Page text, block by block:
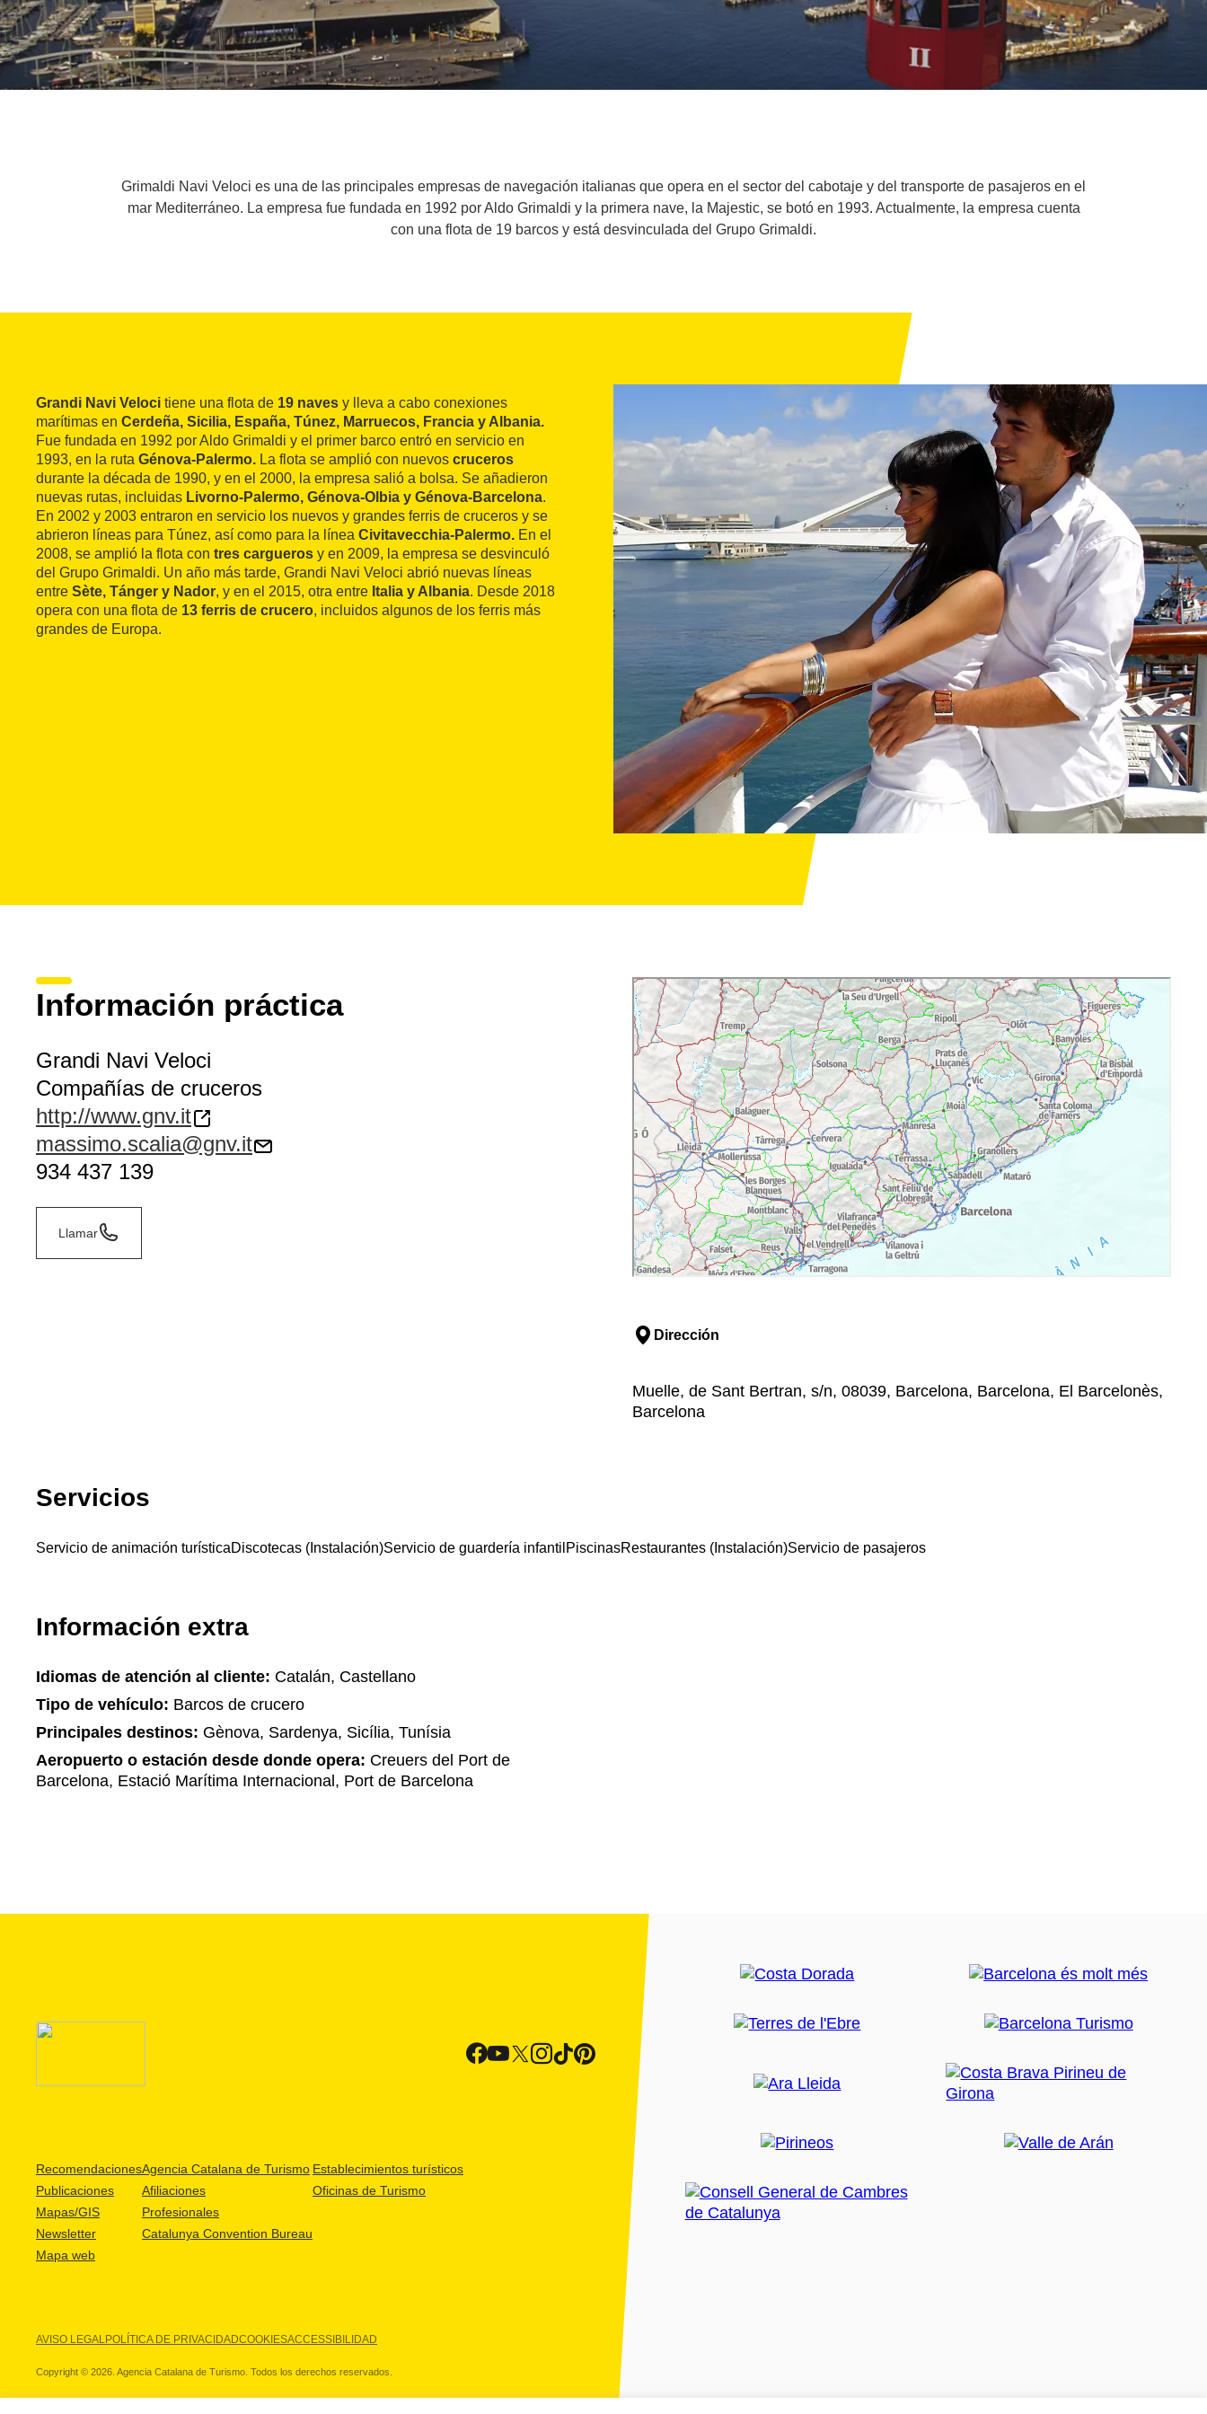
Grimaldi Navi Veloci es una de las principales empresas de navegación italianas que opera en el sector del cabotaje y del transporte de pasajeros en el
mar Mediterráneo. La empresa fue fundada en 1992 por Aldo Grimaldi y la primera nave, la Majestic, se botó en 1993. Actualmente, la empresa cuenta
con una flota de 19 barcos y está desvinculada del Grupo Grimaldi.
Grandi Navi Veloci tiene una flota de 19 naves y lleva a cabo conexiones
marítimas en Cerdeña, Sicilia, España, Túnez, Marruecos, Francia y Albania.
Fue fundada en 1992 por Aldo Grimaldi y el primer barco entró en servicio en
1993, en la ruta Génova-Palermo. La flota se amplió con nuevos cruceros
durante la década de 1990, y en el 2000, la empresa salió a bolsa. Se añadieron
nuevas rutas, incluidas Livorno-Palermo, Génova-Olbia y Génova-Barcelona.
En 2002 y 2003 entraron en servicio los nuevos y grandes ferris de cruceros y se
abrieron líneas para Túnez, así como para la línea Civitavecchia-Palermo. En el
2008, se amplió la flota con tres cargueros y en 2009, la empresa se desvinculó
del Grupo Grimaldi. Un año más tarde, Grandi Navi Veloci abrió nuevas líneas
entre Sète, Tánger y Nador, y en el 2015, otra entre Italia y Albania. Desde 2018
opera con una flota de 13 ferris de crucero, incluidos algunos de los ferris más
grandes de Europa.
Información práctica
Grandi Navi Veloci
Compañías de cruceros
http://www.gnv.it
massimo.scalia@gnv.it
934 437 139
Llamar
Dirección
Muelle, de Sant Bertran, s/n, 08039, Barcelona, Barcelona, El Barcelonès,
Barcelona
Servicios
Servicio de animación turísticaDiscotecas (Instalación)Servicio de guardería infantil PiscinasRestaurantes (Instalación)Servicio de pasajeros
Información extra
Idiomas de atención al cliente: Catalán, Castellano
Tipo de vehículo: Barcos de crucero
Principales destinos: Gènova, Sardenya, Sicília, Tunísia
Aeropuerto o estación desde donde opera: Creuers del Port de
Barcelona, Estació Marítima Internacional, Port de Barcelona
Recomendaciones
Publicaciones
Mapas/GIS
Newsletter
Mapa web
Agencia Catalana de Turismo
Afiliaciones
Profesionales
Catalunya Convention Bureau
Establecimientos turísticos
Oficinas de Turismo
AVISO LEGALPOLÍTICA DE PRIVACIDADCOOKIESACCESSIBILIDAD
Copyright © 2026. Agencia Catalana de Turismo. Todos los derechos reservados.